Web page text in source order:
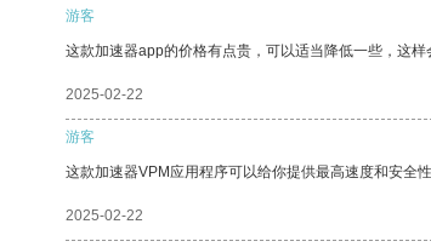
游客
这款加速器app的价格有点贵，可以适当降低一些，这样
2025-02-22
游客
这款加速器VPM应用程序可以给你提供最高速度和安全
2025-02-22